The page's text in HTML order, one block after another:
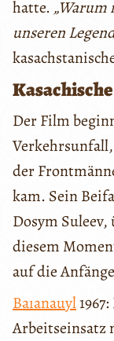
hatte.
unseren
Der Film
der
kam. Sein
Dosym
diesem
auf die
Baıanauyl
Arbeitseinsatz